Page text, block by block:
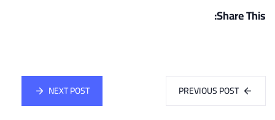
Share This:
PREVIOUS POST
NEXT POST